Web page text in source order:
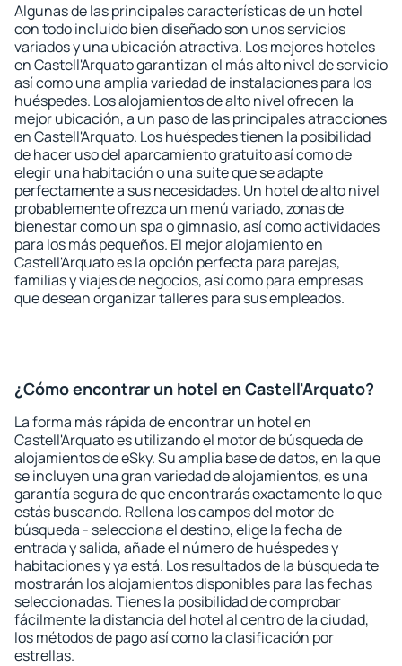
Algunas de las principales características de un hotel
con todo incluido bien diseñado son unos servicios
variados y una ubicación atractiva. Los mejores hoteles
en Castell'Arquato garantizan el más alto nivel de servicio
así como una amplia variedad de instalaciones para los
huéspedes. Los alojamientos de alto nivel ofrecen la
mejor ubicación, a un paso de las principales atracciones
en Castell'Arquato. Los huéspedes tienen la posibilidad
de hacer uso del aparcamiento gratuito así como de
elegir una habitación o una suite que se adapte
perfectamente a sus necesidades. Un hotel de alto nivel
probablemente ofrezca un menú variado, zonas de
bienestar como un spa o gimnasio, así como actividades
para los más pequeños. El mejor alojamiento en
Castell'Arquato es la opción perfecta para parejas,
familias y viajes de negocios, así como para empresas
que desean organizar talleres para sus empleados.
¿Cómo encontrar un hotel en Castell'Arquato?
La forma más rápida de encontrar un hotel en
Castell'Arquato es utilizando el motor de búsqueda de
alojamientos de eSky. Su amplia base de datos, en la que
se incluyen una gran variedad de alojamientos, es una
garantía segura de que encontrarás exactamente lo que
estás buscando. Rellena los campos del motor de
búsqueda - selecciona el destino, elige la fecha de
entrada y salida, añade el número de huéspedes y
habitaciones y ya está. Los resultados de la búsqueda te
mostrarán los alojamientos disponibles para las fechas
seleccionadas. Tienes la posibilidad de comprobar
fácilmente la distancia del hotel al centro de la ciudad,
los métodos de pago así como la clasificación por
estrellas.